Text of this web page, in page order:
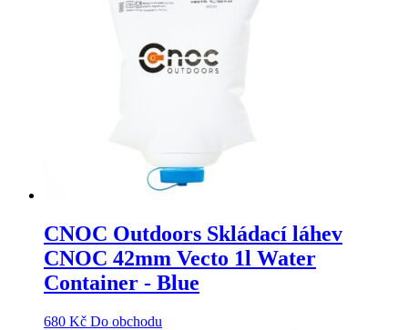
CNOC Outdoors Skládací láhev
CNOC 42mm Vecto 1l Water
Container - Blue
680 Kč Do obchodu